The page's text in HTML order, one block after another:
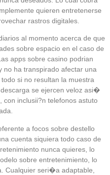
quieren entretenerse
rastros digitales.
al momento acerca de que
sobre espacio en el caso de
apps sobre casino podrian
no ha transpirado afectar una
si no resultan la muestra
se ejercen veloz asi�
inclusii?n telefonos astuto
a focos sobre destello
cuenta siquiera todo caso de
nunca quieres, lo
sobre entretenimiento, lo
Cualquier seri�a adaptable,